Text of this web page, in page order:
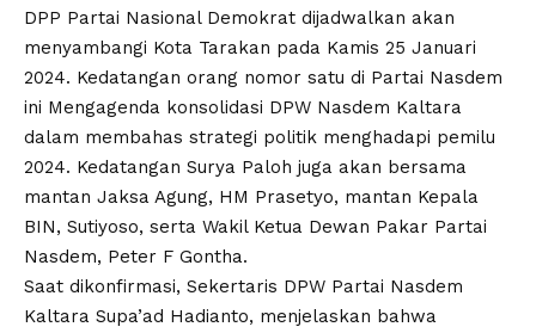
DPP Partai Nasional Demokrat dijadwalkan akan
menyambangi Kota Tarakan pada Kamis 25 Januari
2024. Kedatangan orang nomor satu di Partai Nasdem
ini Mengagenda konsolidasi DPW Nasdem Kaltara
dalam membahas strategi politik menghadapi pemilu
2024. Kedatangan Surya Paloh juga akan bersama
mantan Jaksa Agung, HM Prasetyo, mantan Kepala
BIN, Sutiyoso, serta Wakil Ketua Dewan Pakar Partai
Nasdem, Peter F Gontha.
Saat dikonfirmasi, Sekertaris DPW Partai Nasdem
Kaltara Supa’ad Hadianto, menjelaskan bahwa